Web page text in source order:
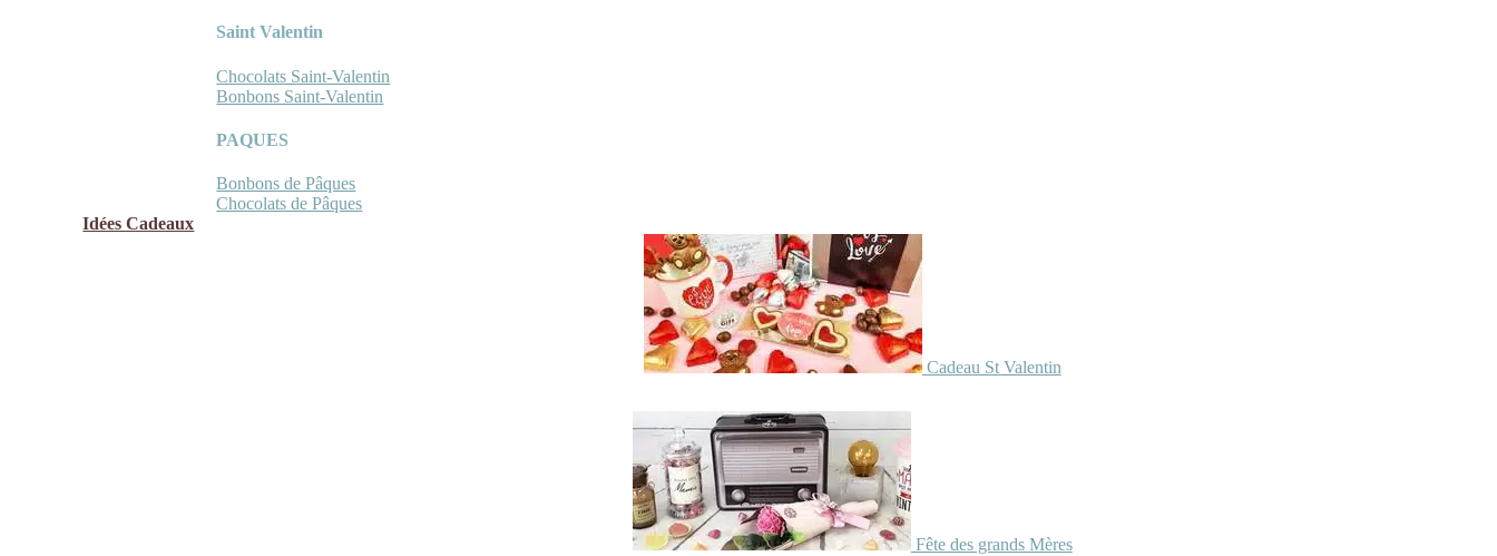
Saint Valentin
Chocolats Saint-Valentin
Bonbons Saint-Valentin
PAQUES
Bonbons de Pâques
Chocolats de Pâques
Idées Cadeaux
Cadeau St Valentin
Fête des grands Mères